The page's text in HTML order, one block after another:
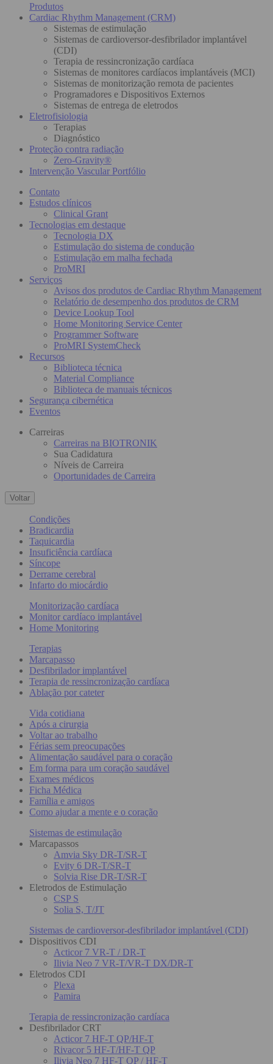
Produtos
Cardiac Rhythm Management (CRM)
Sistemas de estimulação
Sistemas de cardioversor-desfibrilador implantável
(CDI)
Terapia de ressincronização cardíaca
Sistemas de monitores cardíacos implantáveis (MCI)
Sistemas de monitorização remota de pacientes
Programadores e Dispositivos Externos
Sistemas de entrega de eletrodos
Eletrofisiologia
Terapias
Diagnóstico
Proteção contra radiação
Zero-Gravity®
Intervenção Vascular Portfólio
Contato
Estudos clínicos
Clinical Grant
Tecnologias em destaque
Tecnologia DX
Estimulação do sistema de condução
Estimulação em malha fechada
ProMRI
Serviços
Avisos dos produtos de Cardiac Rhythm Management
Relatório de desempenho dos produtos de CRM
Device Lookup Tool
Home Monitoring Service Center
Programmer Software
ProMRI SystemCheck
Recursos
Biblioteca técnica
Material Compliance
Biblioteca de manuais técnicos
Segurança cibernética
Eventos
Carreiras
Carreiras na BIOTRONIK
Sua Cadidatura
Níveis de Carreira
Oportunidades de Carreira
Voltar
Condições
Bradicardia
Taquicardia
Insuficiência cardíaca
Síncope
Derrame cerebral
Infarto do miocárdio
Monitorização cardíaca
Monitor cardíaco implantável
Home Monitoring
Terapias
Marcapasso
Desfibrilador implantável
Terapia de ressincronização cardíaca
Ablação por cateter
Vida cotidiana
Após a cirurgia
Voltar ao trabalho
Férias sem preocupações
Alimentação saudável para o coração
Em forma para um coração saudável
Exames médicos
Ficha Médica
Família e amigos
Como ajudar a mente e o coração
Sistemas de estimulação
Marcapassos
Amvia Sky DR-T/SR-T
Evity 6 DR-T/SR-T
Solvia Rise DR-T/SR-T
Eletrodos de Estimulação
CSP S
Solia S, T/JT
Sistemas de cardioversor-desfibrilador implantável (CDI)
Dispositivos CDI
Acticor 7 VR-T / DR-T
Ilivia Neo 7 VR-T/VR-T DX/DR-T
Eletrodos CDI
Plexa
Pamira
Terapia de ressincronização cardíaca
Desfibrilador CRT
Acticor 7 HF-T QP/HF-T
Rivacor 5 HF-T/HF-T QP
Ilivia Neo 7 HF-T QP / HF-T